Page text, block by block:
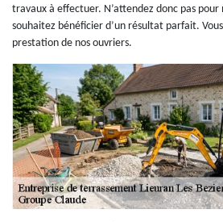
travaux à effectuer. N’attendez donc pas pour
souhaitez bénéficier d’un résultat parfait.
prestation de nos ouvriers.